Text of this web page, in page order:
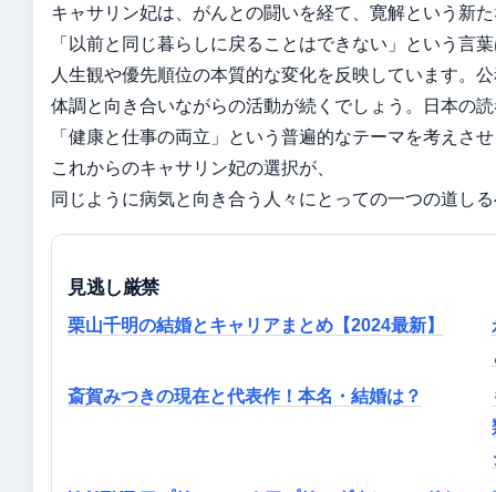
キャサリン妃は、がんとの闘いを経て、寛解という新
「以前と同じ暮らしに戻ることはできない」という言
人生観や優先順位の本質的な変化を反映しています。
体調と向き合いながらの活動が続くでしょう。日本の
「健康と仕事の両立」という普遍的なテーマを考えさ
これからのキャサリン妃の選択が、
同じように病気と向き合う人々にとっての一つの道し
見逃し厳禁
栗山千明の結婚とキャリアまとめ【2024最新】
斎賀みつきの現在と代表作！本名・結婚は？